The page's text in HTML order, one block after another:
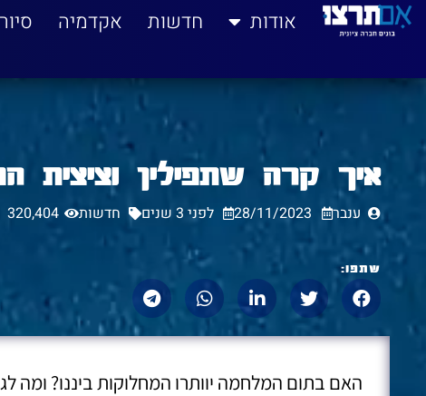
לתוכן אודות חדשות אקדמיה
איך קרה שתפילין
ענבר 28/11/2023 לפני 3 שנים חדשות 320,404
שתפו:
האם בתום המלחמה יוותרו המחלוקות ביננו? ומה